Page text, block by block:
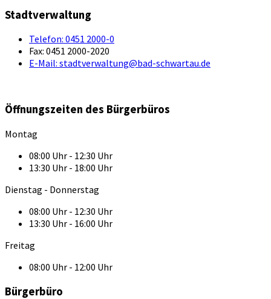
Stadtverwaltung
Telefon: 0451 2000-0
Fax: 0451 2000-2020
E-Mail: stadtverwaltung@bad-schwartau.de
Öffnungszeiten des Bürgerbüros
Montag
08:00 Uhr - 12:30 Uhr
13:30 Uhr - 18:00 Uhr
Dienstag - Donnerstag
08:00 Uhr - 12:30 Uhr
13:30 Uhr - 16:00 Uhr
Freitag
08:00 Uhr - 12:00 Uhr
Bürgerbüro